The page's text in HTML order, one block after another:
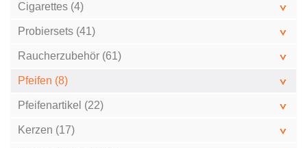
Cigarettes (4)
Probiersets (41)
Raucherzubehör (61)
Pfeifen (8)
Pfeifenartikel (22)
Kerzen (17)